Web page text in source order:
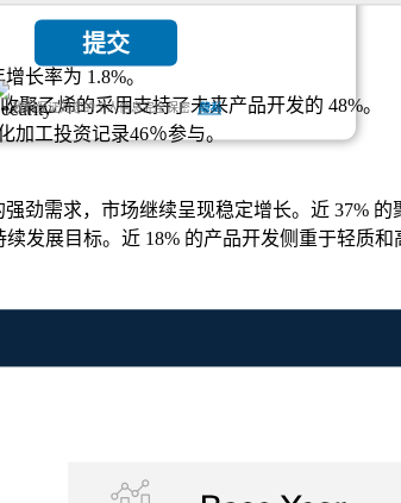
提交
我们保证对您的个人信息完全保密.隐私
长率为 1.8%。
聚乙烯的采用支持了未来产品开发的 48%。
工投资记录46％参与。
劲需求，市场继续呈现稳定增长。近 37%
发展目标。近 18% 的产品开发侧重于轻质